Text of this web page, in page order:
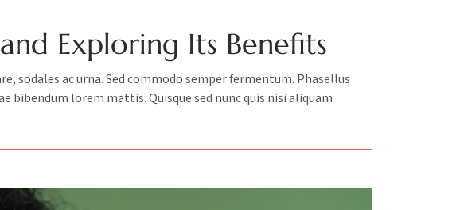
Exploring Its Benefits
sodales ac urna. Sed commodo semper fermentum. Phasellus
bibendum lorem mattis. Quisque sed nunc quis nisi aliquam